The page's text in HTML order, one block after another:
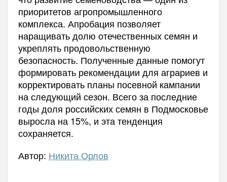
приоритетов агропромышленного
комплекса. Апробация позволяет
наращивать долю отечественных семян и
укреплять продовольственную
безопасность. Полученные данные помогут
формировать рекомендации для аграриев и
корректировать планы посевной кампании
на следующий сезон. Всего за последние
годы доля российских семян в Подмосковье
выросла на 15%, и эта тенденция
сохраняется.
Автор: Никита Орлов